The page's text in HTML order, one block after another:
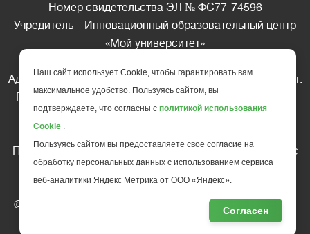
Номер свидетельства ЭЛ № ФС77-74596
Учредитель – Инновационный образовательный центр
«Мой университет»
Адрес редакции: 185035 Россия, Республика Карелия, г.
Петрозаводск, ул. Фридриха Энгельса д.10, офис 211
Телефон редакции: +7 (499) 685-10-45
Перепечатка материалов газеты допускается только c
письменного разрешения редакции
Ссылка на «Газету педагогов» обязательна.
© АНО ДПО "Инновационный образовательный центр
повышения квалификации и переподготовки "Мой
Наш сайт использует Cookie, чтобы гарантировать вам
максимальное удобство. Пользуясь сайтом, вы
подтверждаете, что согласны с политикой использования
Cookie .
Пользуясь сайтом вы предоставляете свое согласие на
обработку персональных данных с использованием сервиса
веб-аналитики Яндекс Метрика от ООО «Яндекс».
Согласен